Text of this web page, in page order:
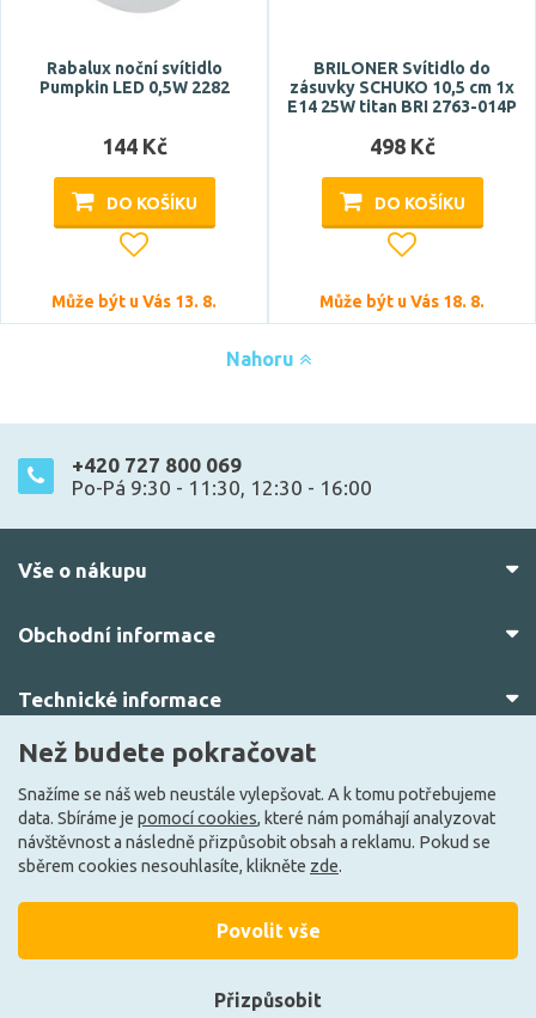
Rabalux noční svítidlo
Pumpkin LED 0,5W 2282
144 Kč
DO KOŠÍKU
Může být u Vás 13. 8.
BRILONER Svítidlo do
zásuvky SCHUKO 10,5 cm 1x
E14 25W titan BRI 2763-014P
498 Kč
DO KOŠÍKU
Může být u Vás 18. 8.
Nahoru
+420 727 800 069
Po-Pá 9:30 - 11:30, 12:30 - 16:00
Vše o nákupu
Obchodní informace
Technické informace
O nás
© 2010–2026 Všechna práva vyhrazena.
Než budete pokračovat
Snažíme se náš web neustále vylepšovat. A k tomu potřebujeme
data. Sbíráme je pomocí cookies, které nám pomáhají analyzovat
návštěvnost a následně přizpůsobit obsah a reklamu. Pokud se
sběrem cookies nesouhlasíte, klikněte zde.
Přizpůsobit
Povolit vše